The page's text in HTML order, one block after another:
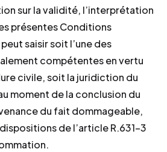
sur la validité, l’interprétation
présentes Conditions
saisir soit l’une des
compétentes en vertu
civile, soit la juridiction du
moment de la conclusion du
du fait dommageable,
de l’article R.631-3